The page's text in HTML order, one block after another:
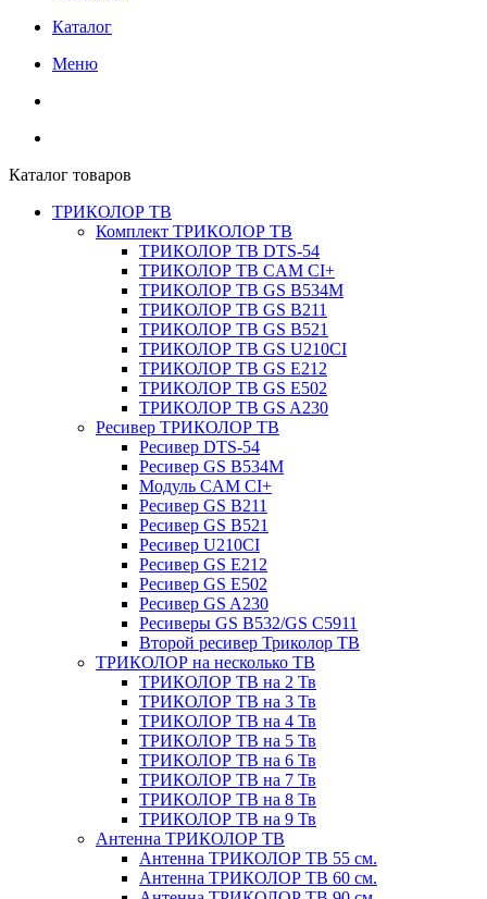
Каталог
Меню
Каталог товаров
ТРИКОЛОР ТВ
Комплект ТРИКОЛОР ТВ
ТРИКОЛОР ТВ DTS-54
ТРИКОЛОР ТВ CAM CI+
ТРИКОЛОР ТВ GS B534M
ТРИКОЛОР ТВ GS B211
ТРИКОЛОР ТВ GS B521
ТРИКОЛОР ТВ GS U210CI
ТРИКОЛОР ТВ GS E212
ТРИКОЛОР ТВ GS E502
ТРИКОЛОР ТВ GS A230
Ресивер ТРИКОЛОР ТВ
Ресивер DTS-54
Ресивер GS B534M
Модуль CAM CI+
Ресивер GS B211
Ресивер GS B521
Ресивер U210CI
Ресивер GS E212
Ресивер GS E502
Ресивер GS A230
Ресиверы GS B532/GS C5911
Второй ресивер Триколор ТВ
ТРИКОЛОР на несколько ТВ
ТРИКОЛОР ТВ на 2 Тв
ТРИКОЛОР ТВ на 3 Тв
ТРИКОЛОР ТВ на 4 Тв
ТРИКОЛОР ТВ на 5 Тв
ТРИКОЛОР ТВ на 6 Тв
ТРИКОЛОР ТВ на 7 Тв
ТРИКОЛОР ТВ на 8 Тв
ТРИКОЛОР ТВ на 9 Тв
Антенна ТРИКОЛОР ТВ
Антенна ТРИКОЛОР ТВ 55 см.
Антенна ТРИКОЛОР ТВ 60 см.